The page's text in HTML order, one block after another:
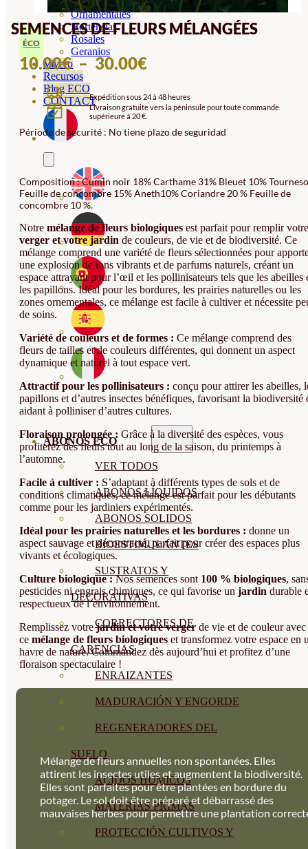
Ornamentales
Hortensias
Rosales
Geranios
Vivero
Recursos
Blog ECO
CONTACT
ABONOS ECO
VER TODOS
ABONOS LÍQUIDOS
ABONOS SOLIDOS
BIOESTIMULANTES
SUSTRATOS Y
DECORATIVAS
CORRECTORES DE
CARENCIAS
ENRAIZANTES
MADURACIÓN Y ENGORDE
REGENERADORES DEL
SUELO
ÁCIDOS HÚMICOS
MATERIAS PRIMAS
PROTECCIÓN CULTIVOS Y
SEMENCES DE FLEURS MÉLANGÉES
ÉCO
10.00€–30.00€PLAGE
PRIX :
10.00€
À
Expédition sous 24 à 48 heures
Livraison gratuite vers la péninsule pour toute commande
supérieure à 20 €.
Période de sécurité : No tiene plazo de seguridad
Composition : Cumin noir 18% Carthame 31% Bleuet 10%
Feuille de concombre 15% Aneth10% Coriandre 20 % Feuille de
concombre 10 %.
Notre mélange de fleurs biologiques est parfait pour remplir votre
verger et votre jardin de couleurs, de vie et de biodiversité. Ce
mélange comprend une variété de fleurs sélectionnées pour
une explosion de tons vibrants et de parfums naturels, créant un
espace attrayant pour l’œil et les pollinisateurs tels que les abeilles
les papillons. Idéal pour les bordures, les prairies naturelles ou les
zones ornementales, ce mélange est facile à cultiver et nécessite
de soins.
Variété de couleurs et de formes : Ce mélange comprend des
fleurs de tailles et de couleurs différentes, qui donnent un aspect
dynamique et naturel à tout espace vert.
Attractif pour les pollinisateurs : conçu pour attirer les abeilles,
papillons et d’autres insectes bénéfiques, favorisant la biodiversité
aidant à polliniser d’autres cultures.
Floraison prolongée : Grâce à la diversité des espèces, vous
profiterez des fleurs tout au long de la saison, du printemps à
l’automne.
Facile à cultiver : S’adaptant à différents types de sols et de
conditions climatiques, ce mélange est parfait pour les débutants
comme pour les jardiniers expérimentés.
Idéal pour les prairies naturelles et les bordures : donne un
aspect sauvage et décontracté, parfait pour créer des espaces plus
vivants et écologiques.
Culture biologique :Nos semences sont 100 % biologiques,
pesticides ni engrais chimiques, ce qui favorise un jardin durable
respectueux de l’environnement.
Remplissez votrejardin et votre verger de vie et de couleur avec
ce mélange de fleurs biologiques et transformez votre espace en
havre de nature. Commandez dès aujourd’hui et profitez d’une
floraison spectaculaire !
Mélange de fleurs annuelles non spontanées. Elles
attirent les insectes utiles et augmentent la biodiversité.
Elles sont parfaites pour être plantées en bordure du
potager. Le sol doit être préparé et débarrassé des
mauvaises herbes pour permettre une plantation